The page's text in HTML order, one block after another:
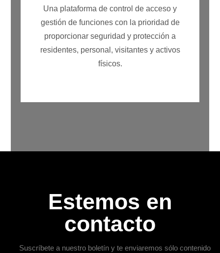
Una plataforma de control de acceso y
gestión de funciones con la prioridad de
proporcionar seguridad y protección a
residentes, personal, visitantes y activos
físicos.
Estemos en
contacto
Suscríbete a nuestro boletín y te enviaremos sólo contenido